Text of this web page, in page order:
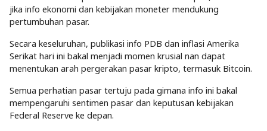
jika info ekonomi dan kebijakan moneter mendukung
pertumbuhan pasar.
Secara keseluruhan, publikasi info PDB dan inflasi Amerika
Serikat hari ini bakal menjadi momen krusial nan dapat
menentukan arah pergerakan pasar kripto, termasuk Bitcoin.
Semua perhatian pasar tertuju pada gimana info ini bakal
mempengaruhi sentimen pasar dan keputusan kebijakan
Federal Reserve ke depan.